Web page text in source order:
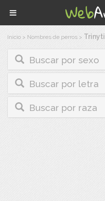
Inicio > Nombres de perros > Trinyti
Buscar por sexo
Buscar por letra
Buscar por raza